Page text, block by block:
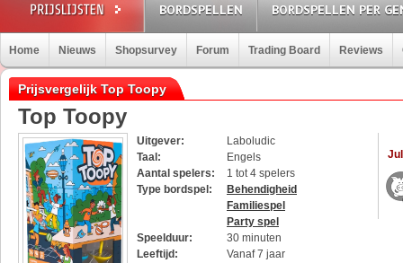
BORDSPELLEN BORDSPELLEN PER
Home Nieuws Shopsurvey Forum Trading Board Reviews
Prijsvergelijk Top Toopy
Top Toopy
Uitgever:
Laboludic
Taal:
Engels
Aantal spelers:
1 tot 4 spelers
Type bordspel:
Behendigheid
Familiespel
Party spel
Speelduur:
30 minuten
Leeftijd:
Vanaf 7 jaar